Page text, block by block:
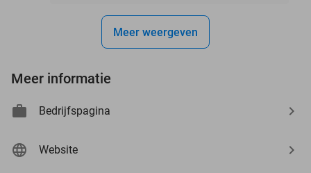
Meer weergeven
Meer informatie
Bedrijfspagina
Website